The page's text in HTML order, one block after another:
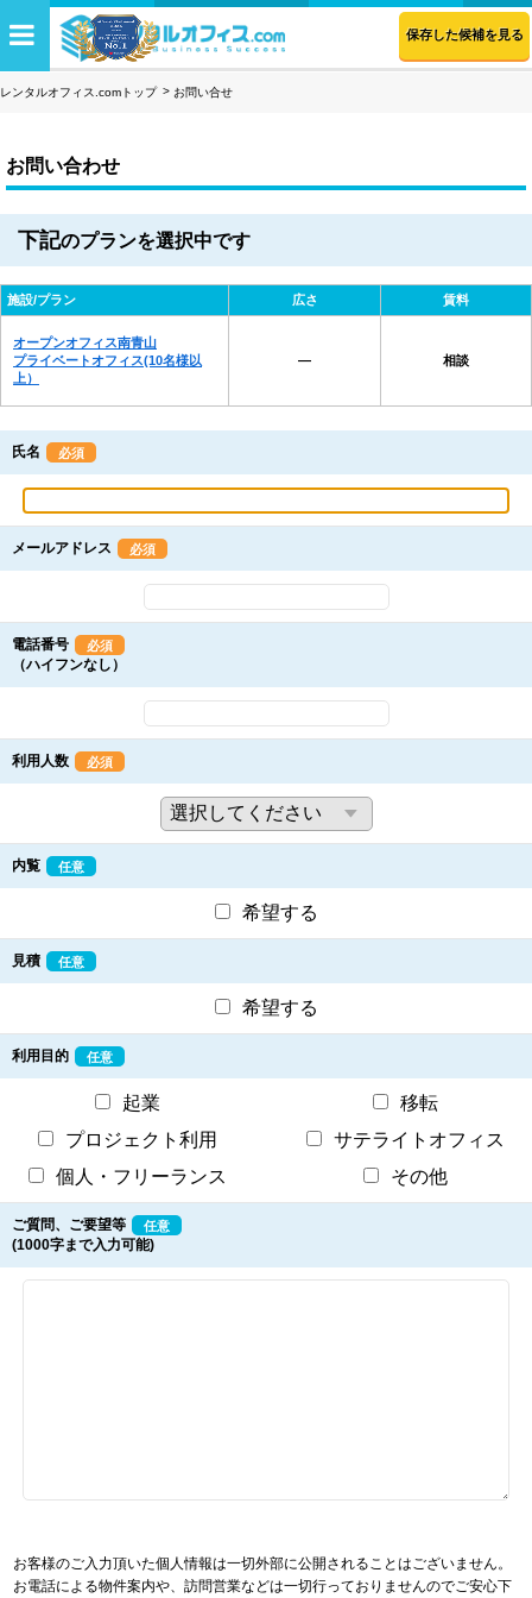
保存した候補を見る
レンタルオフィス.comトップ お問い合せ
お問い合わせ
下記のプランを選択中です
施設/プラン 広さ 賃料
オープンオフィス南青山
プライベートオフィス(10名様以
上）
― 相談
氏名 必須
メールアドレス 必須
電話番号 必須
（ハイフンなし）
利用人数 必須
内覧 任意
希望する
見積 任意
希望する
利用目的 任意
起業
移転
プロジェクト利用
サテライトオフィス
個人・フリーランス
その他
ご質問、ご要望等 任意
(1000字まで入力可能)
お客様のご入力頂いた個人情報は一切外部に公開されることはございません。
お電話による物件案内や、訪問営業などは一切行っておりませんのでご安心下